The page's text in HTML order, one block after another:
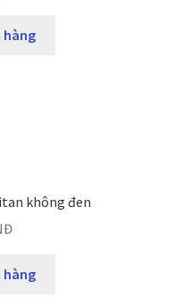
hàng
không đen
hàng